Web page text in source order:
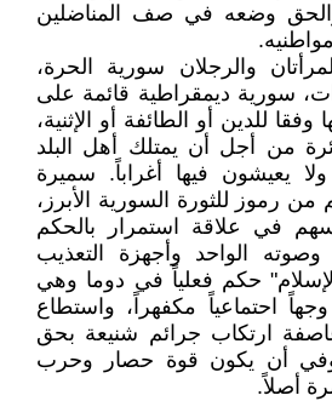
وضعه في صف المناضلين
والرجلان سورية الحرة،
سورية ديمقراطية قائمة على
وفقا للدين أو الطائفة أو الإثنية،
من أجل أن يمتلك أهل البلد
يعيشون فيها أغراباً. سميرة
رموز للثورة السورية الأبرز،
في علاقة استمرار بالحكم
وصوته الواحد وأجهزة التعذيب
حكم فعلياً في دوما وهي
احتماعياً مكفهراً، واستطاع
ارتكاب جرائم شنيعة بحق
وفي أن يكون قوة حصار وحرب
أصلاً.